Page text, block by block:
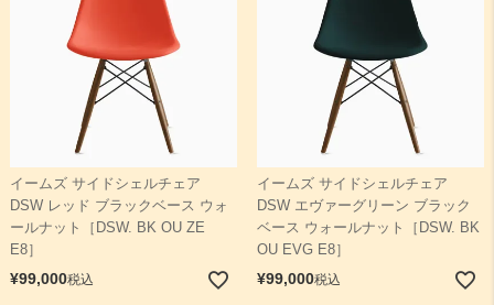
イームズ サイドシェルチェア
DSW レッド ブラックベース ウォ
ールナット［DSW. BK OU ZE
E8］
¥99,000税込
イームズ サイドシェルチェア
DSW エヴァーグリーン ブラック
ベース ウォールナット［DSW. BK
OU EVG E8］
¥99,000税込